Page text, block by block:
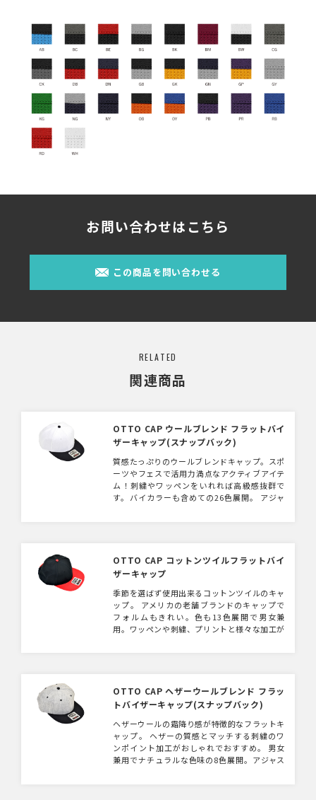
お問い合わせはこちら
この商品を問い合わせる
RELATED
関連商品
OTTO CAP ウールブレンド フラットバイ
ザーキャップ(スナップバック)
質感たっぷりのウールブレンドキャップ。スポ
ーツやフェスで活用力満点なアクティブアイテ
ム！刺繍やワッペンをいれれば高級感抜群で
す。バイカラーも含めての26色展開。 アジャ
OTTO CAP コットンツイルフラットバイ
ザーキャップ
季節を選ばず使用出来るコットンツイルのキャ
ップ。 アメリカの老舗ブランドのキャップで
フォルムもきれい。色も13色展開で男女兼
用。ワッペンや刺繍、プリントと様々な加工が
OTTO CAP ヘザーウールブレンド フラッ
トバイザーキャップ(スナップバック)
ヘザーウールの霜降り感が特徴的なフラットキ
ャップ。 ヘザーの質感とマッチする刺繍のワ
ンポイント加工がおしゃれでおすすめ。 男女
兼用でナチュラルな色味の8色展開。アジャス